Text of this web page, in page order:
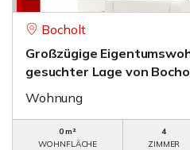
Bocholt
Großzügige
gesuchter Lage von
Wohnung
0 m²
WOHNFLÄCHE
4
ZIMMER